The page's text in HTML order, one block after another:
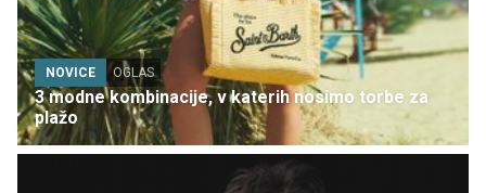
NOVICE OGLAS
3 modne kombinacije, v katerih nosimo torbe za
plažo